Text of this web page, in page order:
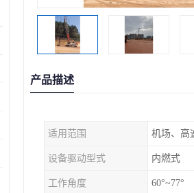
产品描述
适用范围 机场、高
设备驱动型式 内燃式
工作角度 60°~77°